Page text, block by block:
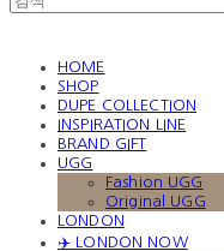
HOME
SHOP
DUPE COLLECTION
INSPIRATION LINE
BRAND GIFT
UGG
Fashion UGG
Original UGG
LONDON
✈️ LONDON NOW